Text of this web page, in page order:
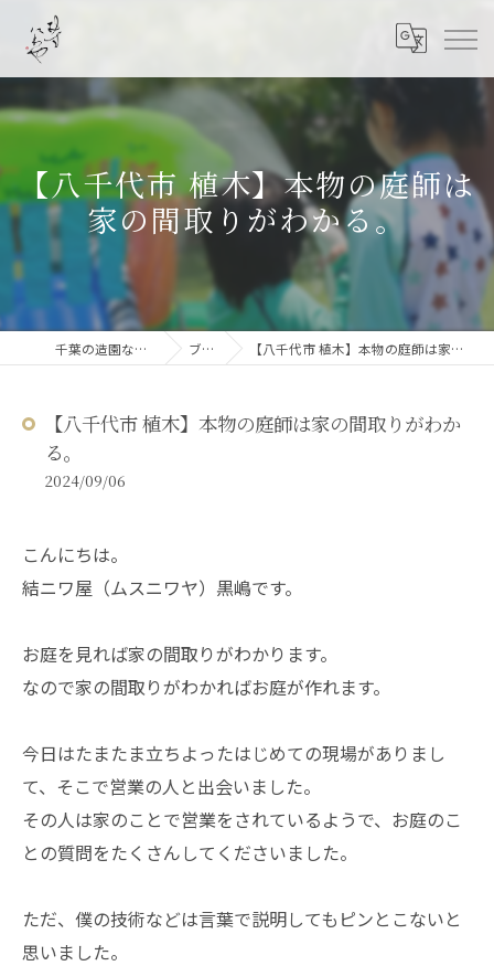
【八千代市 植木】本物の庭師は
家の間取りがわかる。
千葉の造園なら結ニワ屋 ブログ 【八千代市 植木】本物の庭師は家の間取りがわかる。
【八千代市 植木】本物の庭師は家の間取りがわか
る。
2024/09/06
こんにちは。
結ニワ屋（ムスニワヤ）黒嶋です。
お庭を見れば家の間取りがわかります。
なので家の間取りがわかればお庭が作れます。
今日はたまたま立ちよったはじめての現場がありまし
て、そこで営業の人と出会いました。
その人は家のことで営業をされているようで、お庭のこ
との質問をたくさんしてくださいました。
ただ、僕の技術などは言葉で説明してもピンとこないと
思いました。